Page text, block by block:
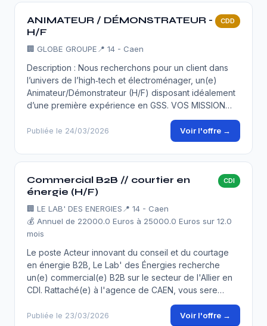
ANIMATEUR / DÉMONSTRATEUR -
H/F
CDD
🏢 GLOBE GROUPE 📍 14 - Caen
Description : Nous recherchons pour un client dans
l’univers de l’high‑tech et électroménager, un(e)
Animateur/Démonstrateur (H/F) disposant idéalement
d’une première expérience en GSS. VOS MISSION…
Publiée le 24/03/2026 Voir l'offre →
Commercial B2B // courtier en
énergie (H/F)
CDI
🏢 LE LAB' DES ENERGIES 📍 14 - Caen
💰 Annuel de 22000.0 Euros à 25000.0 Euros sur 12.0
mois
Le poste Acteur innovant du conseil et du courtage
en énergie B2B, Le Lab' des Énergies recherche
un(e) commercial(e) B2B sur le secteur de l'Allier en
CDI. Rattaché(e) à l'agence de CAEN, vous sere…
Publiée le 23/03/2026 Voir l'offre →